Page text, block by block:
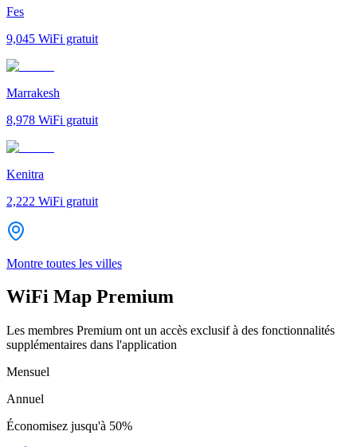
Fes
9,045 WiFi gratuit
Marrakesh
8,978 WiFi gratuit
Kenitra
2,222 WiFi gratuit
Montre toutes les villes
WiFi Map Premium
Les membres Premium ont un accès exclusif à des fonctionnalités
supplémentaires dans l'application
Mensuel
Annuel
Économisez jusqu'à 50%